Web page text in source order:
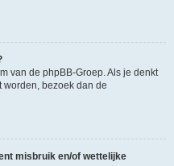
van de phpBB-Groep. Als je denkt
bezoek dan de
misbruik en/of wettelijke